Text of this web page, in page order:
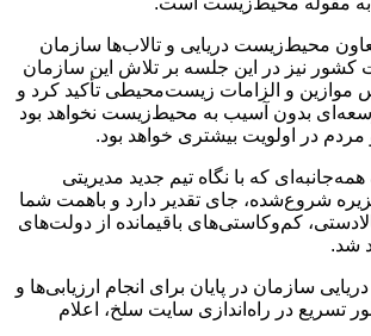
محیط‌زیست دریایی و تالاب‌ها سازمان
نیز در این جلسه بر تلاش این سازمان
موازین و الزامات زیست‌محیطی تأکید کرد و
بدون آسیب به محیط‌زیست نخواهد بود
در اولویت بیشتری خواهد بود.
که با نگاه تیم جدید مدیریتی
شروع‌شده، جای تقدیر دارد و باهمت شما
کم‌وکاستی‌های باقیمانده از دولت‌های
شد.
سازمان در پایان برای انجام ارزیابی‌ها و
تسریع در راه‌اندازی سایت سلخ، اعلام